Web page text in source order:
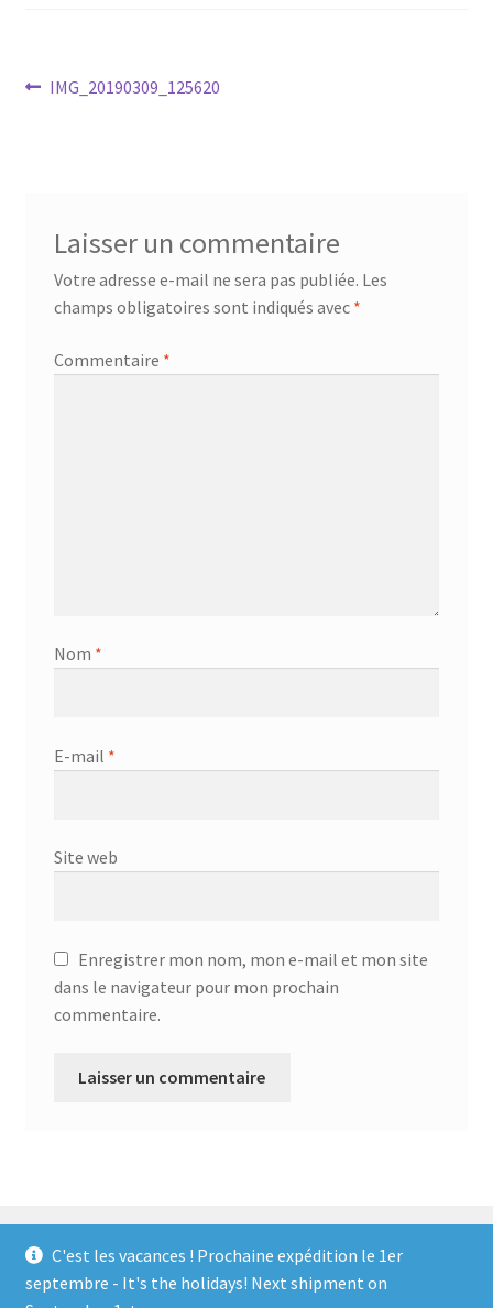
C'est les vacances ! Prochaine expédition le 1er
septembre - It's the holidays! Next shipment on
Navigation
Article
IMG_20190309_125620
Laisser un commentaire
Votre adresse e-mail ne sera pas publiée. Les
champs obligatoires sont indiqués avec *
Commentaire *
Nom *
E-mail *
Site web
Enregistrer mon nom, mon e-mail et mon site
dans le navigateur pour mon prochain
commentaire.
© Locorico 2026